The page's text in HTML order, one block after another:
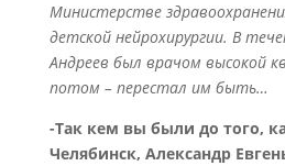
Министерстве
детской нейрохирургии. В
Андреев был врачом высокой
потом – перестал им быть…
-Так кем вы были до того,
Челябинск, Александр